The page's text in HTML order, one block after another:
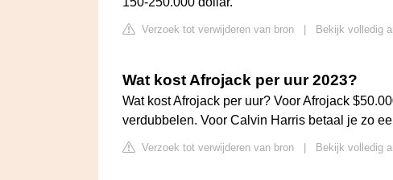
Verzoek tot verwijderen van bron Bekijk volledig
Wat kost Afrojack per uur 2023?
Wat kost Afrojack per uur? Voor Afrojack
verdubbelen. Voor Calvin Harris betaal je zo
Verzoek tot verwijderen van bron Bekijk volledig